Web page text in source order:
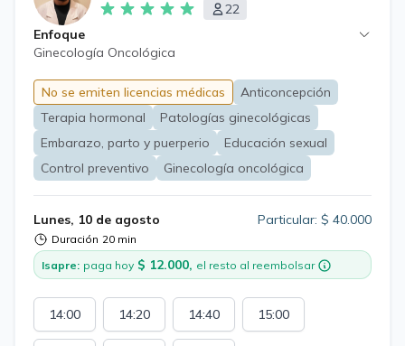
22
Enfoque
Ginecología Oncológica
No se emiten licencias médicas
Anticoncepción
Terapia hormonal
Patologías ginecológicas
Embarazo, parto y puerperio
Educación sexual
Control preventivo
Ginecología oncológica
Lunes, 10 de agosto
Duración 20 min
Particular: $ 40.000
Isapre: paga hoy $ 12.000, el resto al reembolsar
14:00 14:20 14:40 15:00